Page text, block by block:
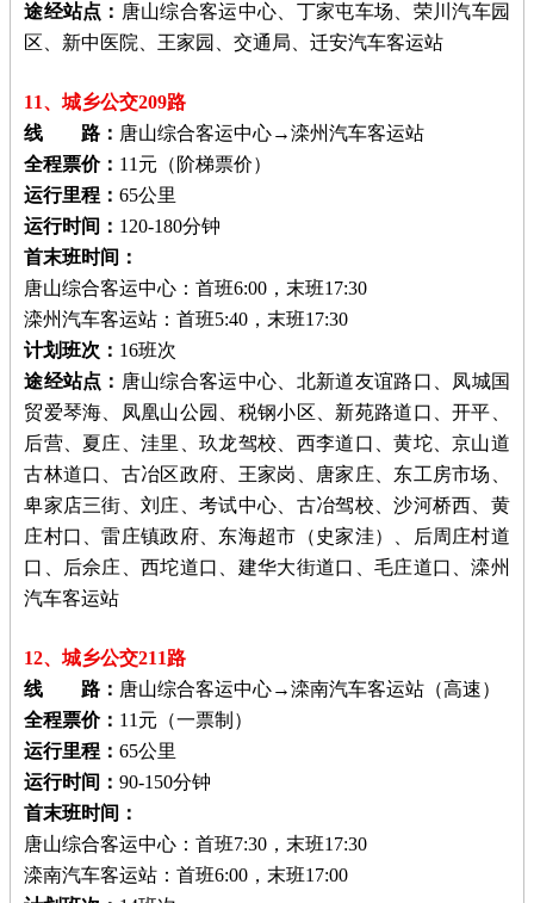
途经站点： 唐山综合客运中心、丁家屯车场、荣川汽车园
区、新中医院、王家园、交通局、迁安汽车客运站
11、城乡公交209路
线 路： 唐山综合客运中心→滦州汽车客运站
全程票价： 11元（阶梯票价）
运行里程：65公里
运行时间： 120-180分钟
首末班时间：
唐山综合客运中心：首班6:00，末班17:30
滦州汽车客运站：首班5:40，末班17:30
计划班次： 16班次
途经站点： 唐山综合客运中心、北新道友谊路口、凤城国
贸爱琴海、凤凰山公园、税钢小区、新苑路道口、开平、
后营、夏庄、洼里、玖龙驾校、西李道口、黄坨、京山道
古林道口、古冶区政府、王家岗、唐家庄、东工房市场、
卑家店三街、刘庄、考试中心、古冶驾校、沙河桥西、黄
庄村口、雷庄镇政府、东海超市（史家洼）、后周庄村道
口、后佘庄、西坨道口、建华大街道口、毛庄道口、滦州
汽车客运站
12、城乡公交211路
线 路： 唐山综合客运中心→滦南汽车客运站（高速）
全程票价： 11元（一票制）
运行里程：65公里
运行时间：90-150分钟
首末班时间：
唐山综合客运中心：首班7:30，末班17:30
滦南汽车客运站：首班6:00，末班17:00